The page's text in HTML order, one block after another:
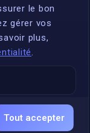
le bon
gérer vos
plus,
.
Tout accepter